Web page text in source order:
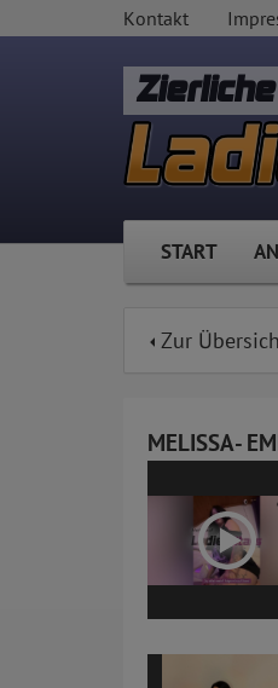
Kontakt
Zierliche
START
Zur
MELISSA-